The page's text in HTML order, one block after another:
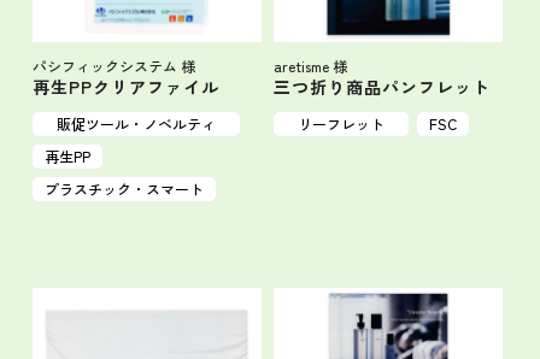
パシフィックシステム 様
再生PPクリアファイル
販促ツール・ノベルティ
再生PP
プラスチック・スマート
aretisme 様
三つ折り商品パンフレット
リーフレット FSC